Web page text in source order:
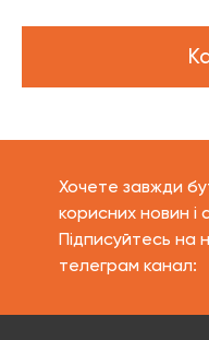
Хочете завжди
корисних новин і
Підписуйтесь на
телеграм канал: